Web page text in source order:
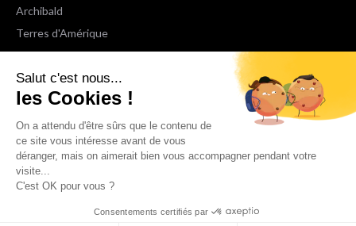
Salut c'est nous...
les Cookies !
On a attendu d'être sûrs que le contenu de
ce site vous intéresse avant de vous
déranger, mais on aimerait bien vous accompagner pendant votre
visite...
C'est OK pour vous ?
Consentements certifiés par
Archibald
Terres d'Amérique
Espaces Libres Poche
NOX
Wiz
Voir toutes les collections
Nous suivre